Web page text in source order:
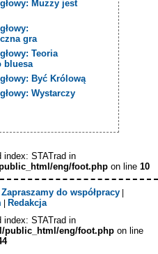
Muzzy jest
gra
Teoria
bluesa
Być Królową
Wystarczy
index: STATrad in
eng/foot.php on line 10
Zapraszamy do współpracy|
Redakcja
index: STATrad in
public_html/eng/foot.php on line